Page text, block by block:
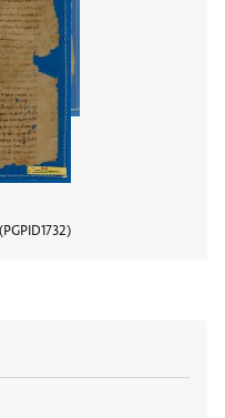
PGPID1732